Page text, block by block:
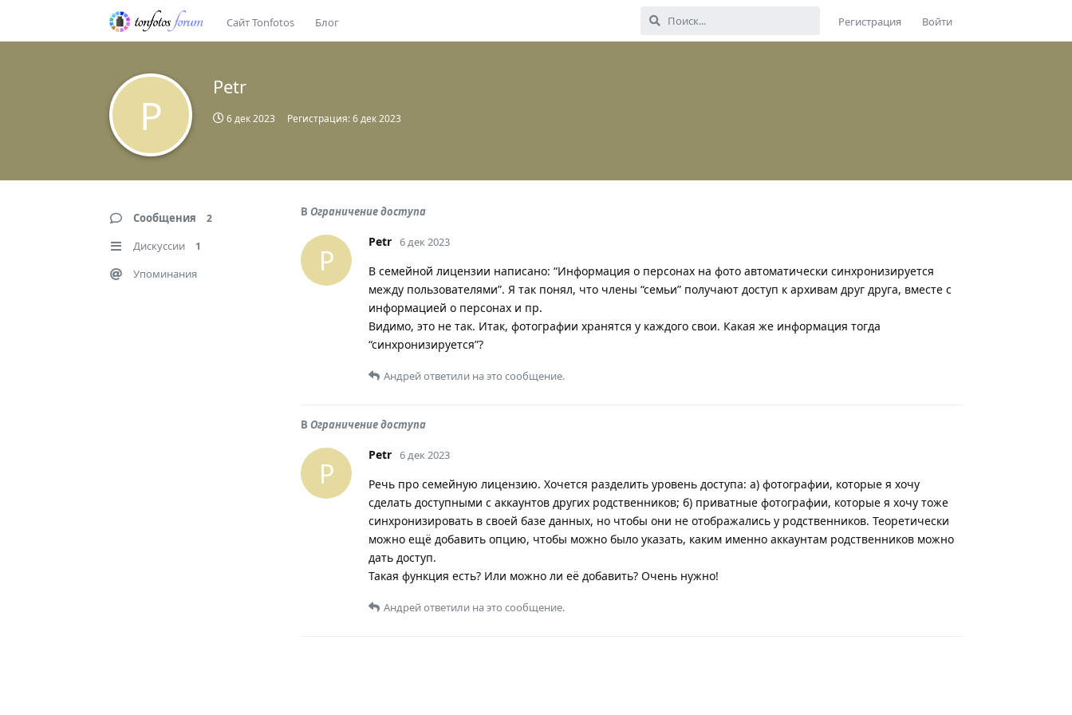
Сайт Tonfotos Блог Регистрация Войти
P
Petr
6 дек 2023 Регистрация:6 дек 2023
Сообщения 2
Дискуссии 1
Упоминания
В Ограничение доступа
P
Petr 6 дек 2023
В семейной лицензии написано: “Информация о персонах на фото автоматически синхронизируется
между пользователями”. Я так понял, что члены “семьи” получают доступ к архивам друг друга, вместе с
информацией о персонах и пр.
Видимо, это не так. Итак, фотографии хранятся у каждого свои. Какая же информация тогда
“синхронизируется”?
Андрейответили на это сообщение.
В Ограничение доступа
P
Petr 6 дек 2023
Речь про семейную лицензию. Хочется разделить уровень доступа: а) фотографии, которые я хочу
сделать доступными с аккаунтов других родственников; б) приватные фотографии, которые я хочу тоже
синхронизировать в своей базе данных, но чтобы они не отображались у родственников. Теоретически
можно ещё добавить опцию, чтобы можно было указать, каким именно аккаунтам родственников можно
дать доступ.
Такая функция есть? Или можно ли её добавить? Очень нужно!
Андрейответили на это сообщение.